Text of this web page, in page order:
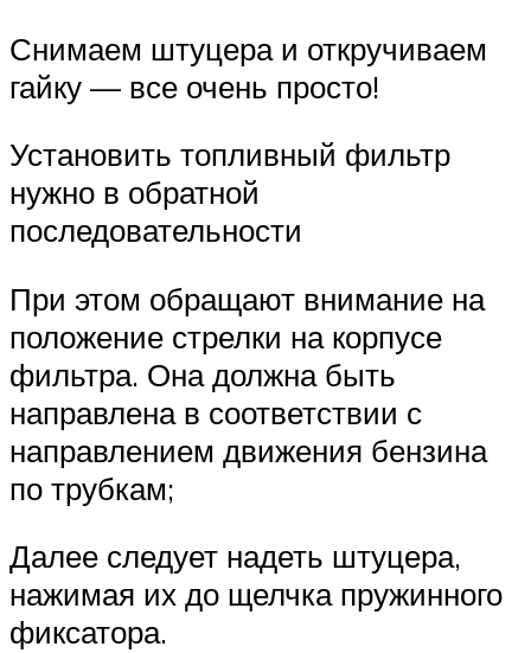
Снимаем штуцера и откручиваем
гайку — все очень просто!
Установить топливный фильтр
нужно в обратной
последовательности
При этом обращают внимание на
положение стрелки на корпусе
фильтра. Она должна быть
направлена в соответствии с
направлением движения бензина
по трубкам;
Далее следует надеть штуцера,
нажимая их до щелчка пружинного
фиксатора.